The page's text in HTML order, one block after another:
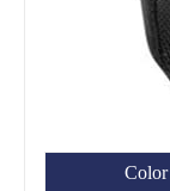
Color